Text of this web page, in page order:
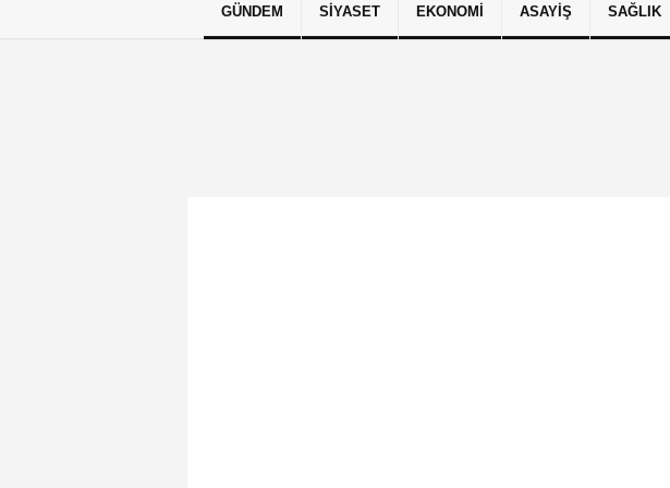
Künye İletişim Çerez Politikası Gizlilik İlkeleri
GÜNDEM SIYASET EKONOMI ASAYIŞ SAĞLIK